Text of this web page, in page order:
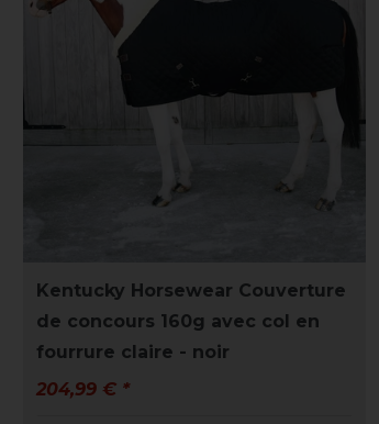
Kentucky Horsewear Couverture
de concours 160g avec col en
fourrure claire - noir
204,99 € *